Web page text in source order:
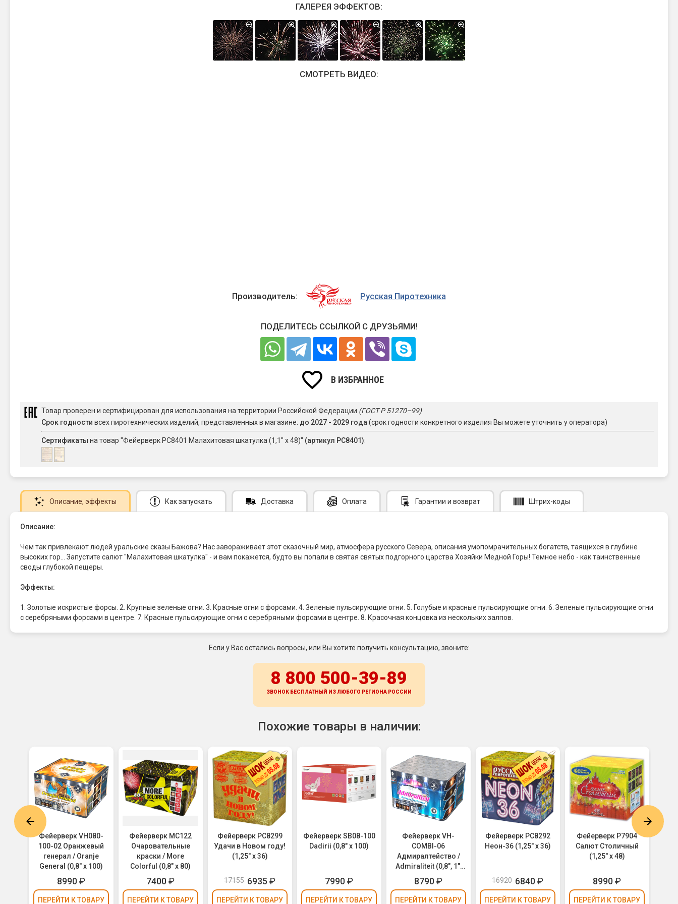
ГАЛЕРЕЯ ЭФФЕКТОВ:
СМОТРЕТЬ ВИДЕО:
Производитель: Русская Пиротехника
ПОДЕЛИТЕСЬ ССЫЛКОЙ С ДРУЗЬЯМИ!
В ИЗБРАННОЕ
Товар проверен и сертифицирован для использования на территории Российской Федерации (ГОСТ Р 51270–99)
Срок годности всех пиротехнических изделий, представленных в магазине: до 2027 - 2029 года (срок годности конкретного изделия Вы можете уточнить у оператора)
Сертификаты на товар "Фейерверк РС8401 Малахитовая шкатулка (1,1" х 48)" (артикул РС8401):
Описание, эффекты Как запускать Доставка Оплата Гарантии и возврат Штрих-коды
Описание:
Чем так привлекают людей уральские сказы Бажова? Нас завораживает этот сказочный мир, атмосфера русского Севера, описания умопомрачительных богатств, таящихся в глубине
высоких гор... Запустите салют "Малахитовая шкатулка" - и вам покажется, будто вы попали в святая святых подгорного царства Хозяйки Медной Горы! Темное небо - как таинственные
своды глубокой пещеры.
Эффекты:
1. Золотые искристые форсы. 2. Крупные зеленые огни. 3. Красные огни с форсами. 4. Зеленые пульсирующие огни. 5. Голубые и красные пульсирующие огни. 6. Зеленые пульсирующие огни
с серебряными форсами в центре. 7. Красные пульсирующие огни с серебряными форсами в центре. 8. Красочная концовка из нескольких залпов.
Если у Вас остались вопросы, или Вы хотите получить консультацию, звоните:
8 800 500-39-89
ЗВОНОК БЕСПЛАТНЫЙ ИЗ ЛЮБОГО РЕГИОНА РОССИИ
Похожие товары в наличии:
Фейерверк VH080-
100-02 Оранжевый
генерал / Oranje
General (0,8" х 100)
8990₽
ПЕРЕЙТИ К ТОВАРУ
Фейерверк MC122
Очаровательные
краски / More
Colorful (0,8" х 80)
7400₽
ПЕРЕЙТИ К ТОВАРУ
Фейерверк РС8299
Удачи в Новом году!
(1,25" х 36)
17155 6935 ₽
ПЕРЕЙТИ К ТОВАРУ
Фейерверк SB08-100
Dadirii (0,8" х 100)
7990₽
ПЕРЕЙТИ К ТОВАРУ
Фейерверк VH-
COMBI-06
Адмиралтейство /
Admiraliteit (0,8", 1",
1,25" х 69)
8790₽
ПЕРЕЙТИ К ТОВАРУ
Фейерверк РС8292
Неон-36 (1,25" х 36)
16920 6840₽
ПЕРЕЙТИ К ТОВАРУ
Фейерверк Р7904
Салют Столичный
(1,25" х 48)
8990₽
ПЕРЕЙТИ К ТОВАРУ